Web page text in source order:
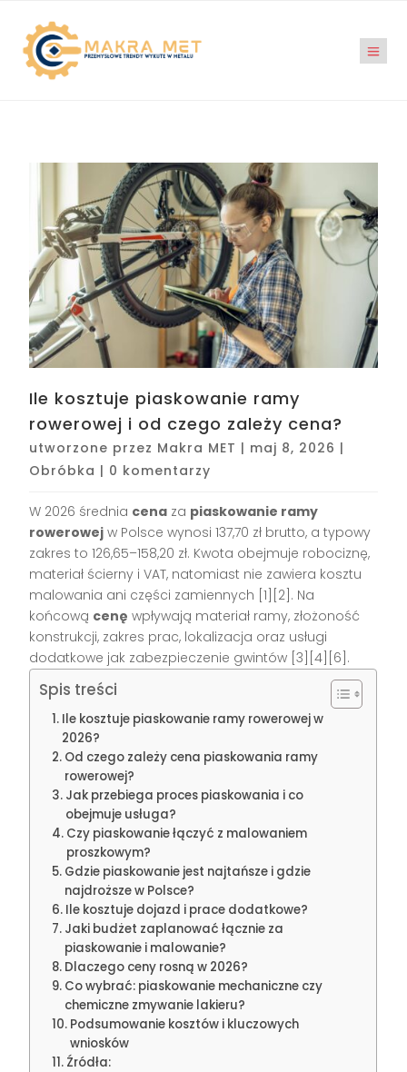
Ile kosztuje piaskowanie ramy
rowerowej i od czego zależy cena?
utworzone przez Makra MET | maj 8, 2026 |
Obróbka | 0 komentarzy
W 2026 średnia cena za piaskowanie ramy
rowerowej w Polsce wynosi 137,70 zł brutto, a typowy
zakres to 126,65–158,20 zł. Kwota obejmuje robociznę,
materiał ścierny i VAT, natomiast nie zawiera kosztu
malowania ani części zamiennych [1][2]. Na
końcową cenę wpływają materiał ramy, złożoność
konstrukcji, zakres prac, lokalizacja oraz usługi
dodatkowe jak zabezpieczenie gwintów [3][4][6].
Spis treści
Ile kosztuje piaskowanie ramy rowerowej w
2026?
Od czego zależy cena piaskowania ramy
rowerowej?
Jak przebiega proces piaskowania i co
obejmuje usługa?
Czy piaskowanie łączyć z malowaniem
proszkowym?
Gdzie piaskowanie jest najtańsze i gdzie
najdroższe w Polsce?
Ile kosztuje dojazd i prace dodatkowe?
Jaki budżet zaplanować łącznie za
piaskowanie i malowanie?
Dlaczego ceny rosną w 2026?
Co wybrać: piaskowanie mechaniczne czy
chemiczne zmywanie lakieru?
Podsumowanie kosztów i kluczowych
wniosków
Źródła: